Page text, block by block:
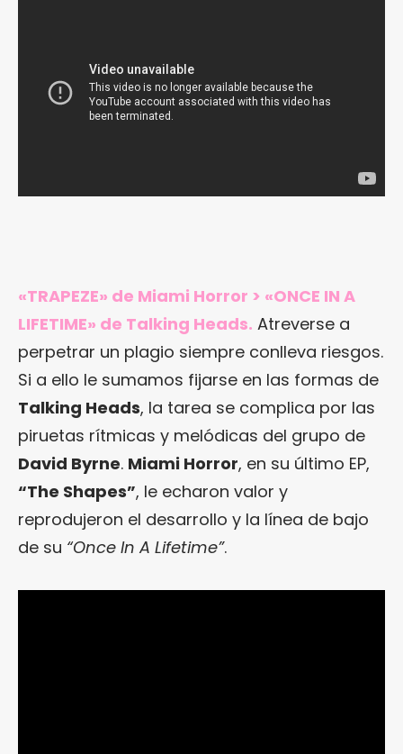
«TRAPEZE» de Miami Horror > «ONCE IN A
LIFETIME» de Talking Heads. Atreverse a
perpetrar un plagio siempre conlleva riesgos.
Si a ello le sumamos fijarse en las formas de
Talking Heads, la tarea se complica por las
piruetas rítmicas y melódicas del grupo de
David Byrne. Miami Horror, en su último EP,
“The Shapes”, le echaron valor y
reprodujeron el desarrollo y la línea de bajo
de su “Once In A Lifetime”.